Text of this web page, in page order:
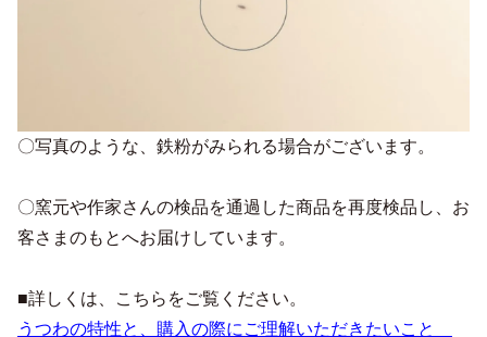
〇写真のような、鉄粉がみられる場合がございます。
〇窯元や作家さんの検品を通過した商品を再度検品し、お
客さまのもとへお届けしています。
■詳しくは、こちらをご覧ください。
うつわの特性と、購入の際にご理解いただきたいこと